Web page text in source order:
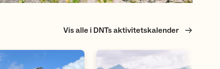
Vis alle i DNTs aktivitetskalender